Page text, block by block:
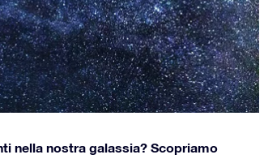
nella nostra galassia? Scopriamo